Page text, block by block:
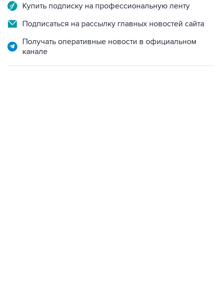
Купить подписку на профессиональную ленту
Подписаться на рассылку главных новостей сайта
Получать оперативные новости в официальном
канале